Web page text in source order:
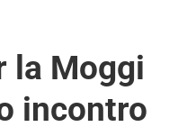
la Moggi
incontro